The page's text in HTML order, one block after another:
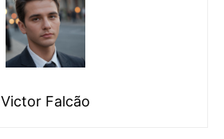
Victor Falcão